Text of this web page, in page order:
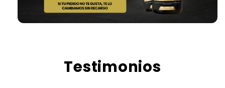
Testimonios